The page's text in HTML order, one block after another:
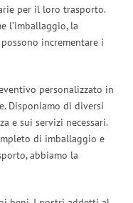
per il loro trasporto.
l’imballaggio, la
incrementare i
personalizzato in
Disponiamo di diversi
e sui servizi necessari.
di imballaggio e
abbiamo la